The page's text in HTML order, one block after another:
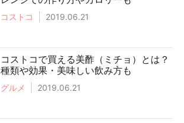
コストコ 2019.06.21
コストコで買える美酢（ミチョ）とは？
種類や効果・美味しい飲み方も
グルメ 2019.06.21